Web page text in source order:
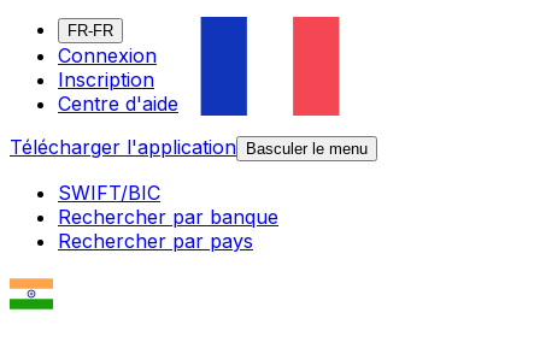
FR-FR
Connexion
Inscription
Centre d'aide
Télécharger l'application
Basculer le menu
SWIFT/BIC
Rechercher par banque
Rechercher par pays